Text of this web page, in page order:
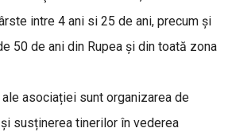
intre 4 ani si 25 de ani, precum și
50 de ani din Rupea și din toată zona
asociației sunt organizarea de
susținerea tinerilor în vederea